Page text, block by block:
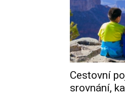
Cestovní
srovnání,